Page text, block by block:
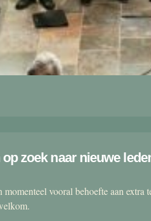
zoek naar nieuwe
momenteel vooral behoefte aan extra